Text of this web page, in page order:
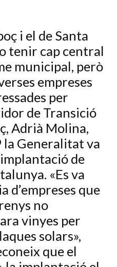
i el de Santa
tenir cap central
municipal, però
empreses
per
de Transició
Adrià Molina,
la Generalitat va
de
«Es va
d’empreses que
no
vinyes per
solars»,
que el